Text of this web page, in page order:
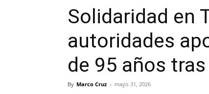
Solidaridad en
autoridades
de 95 años
By Marco Cruz - mayo 31, 2026